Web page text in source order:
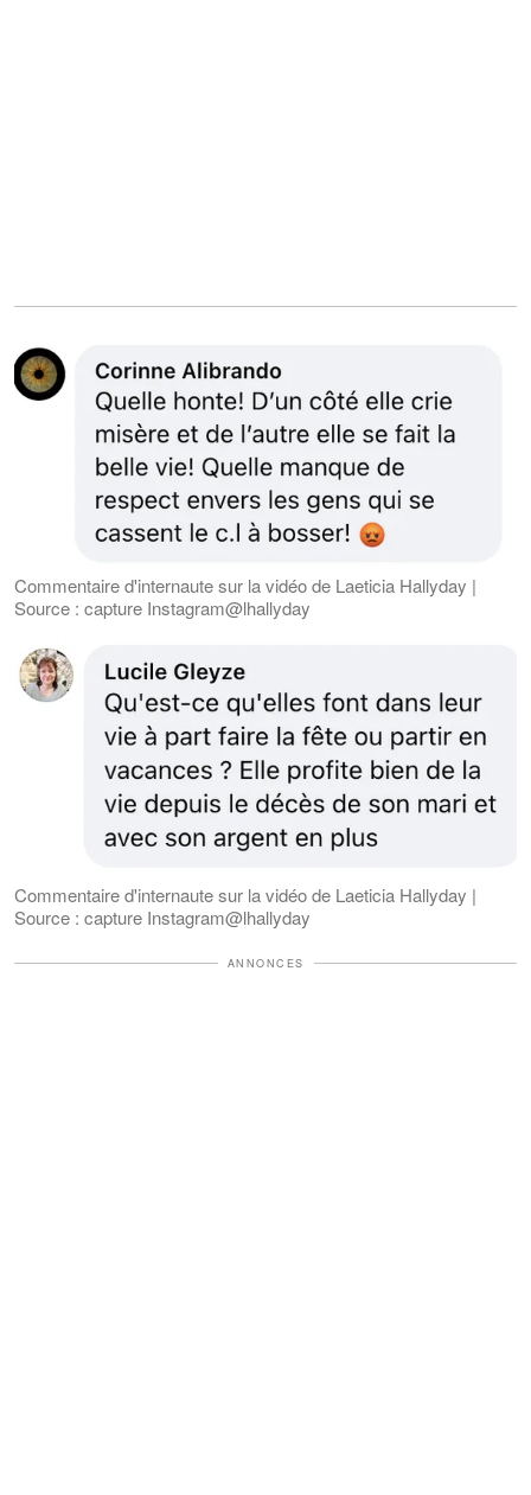
Commentaire d'internaute sur la vidéo de Laeticia Hallyday |
Source : capture Instagram@lhallyday
Commentaire d'internaute sur la vidéo de Laeticia Hallyday |
Source : capture Instagram@lhallyday
ANNONCES